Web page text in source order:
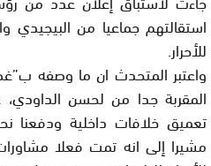
استقالتهم جماعيا من البيجيدي
للأحرار.
واعتبر المتحدث ان ما وصفه
المقربة جدا من لحسن الداودي،
تعميق خلافات داخلية ودفعنا
مشيرا إلى انه تمت فعلا